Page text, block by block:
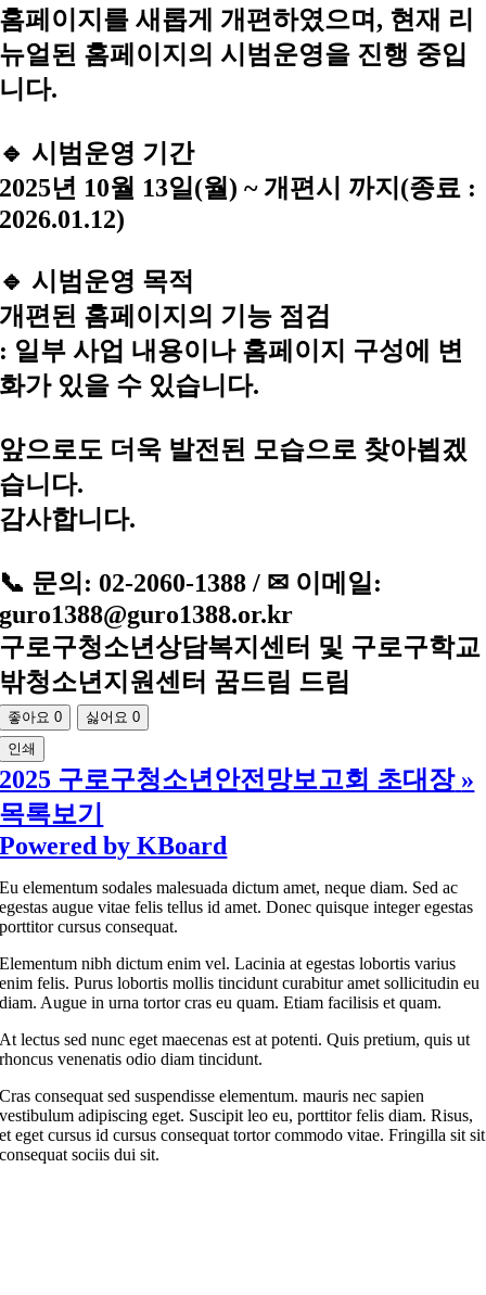
홈페이지를 새롭게 개편하였으며, 현재 리
뉴얼된 홈페이지의 시범운영을 진행 중입
니다.
🔹 시범운영 기간
2025년 10월 13일(월) ~ 개편시 까지(종료 :
2026.01.12)
🔹 시범운영 목적
개편된 홈페이지의 기능 점검
: 일부 사업 내용이나 홈페이지 구성에 변
화가 있을 수 있습니다.
앞으로도 더욱 발전된 모습으로 찾아뵙겠
습니다.
감사합니다.
📞 문의: 02-2060-1388 / ✉ 이메일:
guro1388@guro1388.or.kr
구로구청소년상담복지센터 및 구로구학교
밖청소년지원센터 꿈드림 드림
좋아요0 싫어요0
인쇄
2025 구로구청소년안전망보고회 초대장 »
목록보기
Powered by KBoard
Eu elementum sodales malesuada dictum amet, neque diam. Sed ac
egestas augue vitae felis tellus id amet. Donec quisque integer egestas
porttitor cursus consequat.
Elementum nibh dictum enim vel. Lacinia at egestas lobortis varius
enim felis. Purus lobortis mollis tincidunt curabitur amet sollicitudin eu
diam. Augue in urna tortor cras eu quam. Etiam facilisis et quam.
At lectus sed nunc eget maecenas est at potenti. Quis pretium, quis ut
rhoncus venenatis odio diam tincidunt.
Cras consequat sed suspendisse elementum. mauris nec sapien
vestibulum adipiscing eget. Suscipit leo eu, porttitor felis diam. Risus,
et eget cursus id cursus consequat tortor commodo vitae. Fringilla sit sit
consequat sociis dui sit.